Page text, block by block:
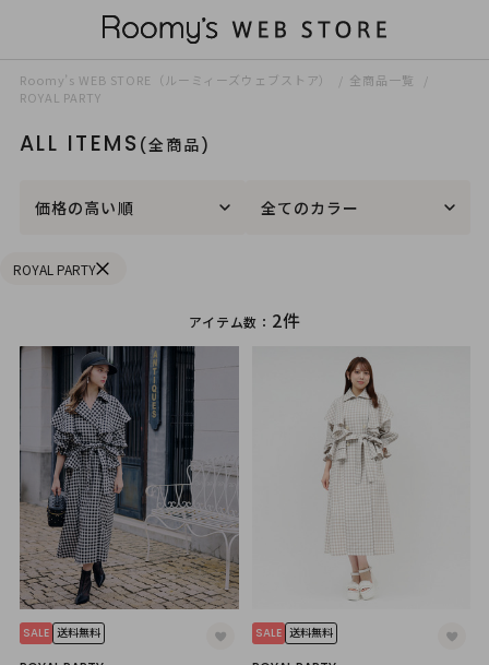
Roomy’s WEB STORE（ルーミィーズウェブストア）
全商品一覧
ROYAL PARTY
ALL ITEMS (全商品)
価格の高い順 全てのカラー
ROYAL PARTY
アイテム数： 2件
SALE 送料無料 SALE 送料無料